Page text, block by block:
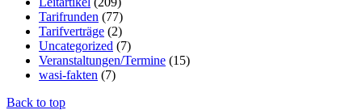
Tarifrunden (77)
Tarifverträge (2)
Uncategorized (7)
Veranstaltungen/Termine (15)
wasi-fakten (7)
Back to top